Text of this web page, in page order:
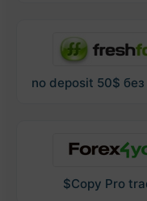
no deposit 50$ без
$Copy Pro